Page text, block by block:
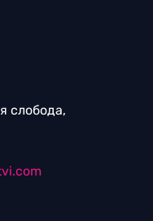
слобода,